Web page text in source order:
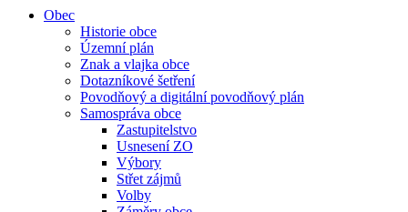
Obec
Historie obce
Územní plán
Znak a vlajka obce
Dotazníkové šetření
Povodňový a digitální povodňový plán
Samospráva obce
Zastupitelstvo
Usnesení ZO
Výbory
Střet zájmů
Volby